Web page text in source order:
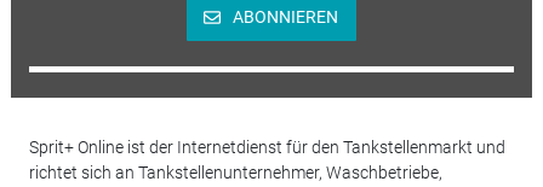
ABONNIEREN
Sprit+ Online ist der Internetdienst für den Tankstellenmarkt und
richtet sich an Tankstellenunternehmer, Waschbetriebe,